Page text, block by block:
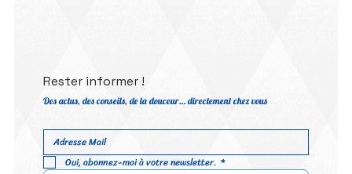
Rester informer !
Des actus, des conseils, de la douceur… directement chez vous
Oui, abonnez-moi à votre newsletter. *